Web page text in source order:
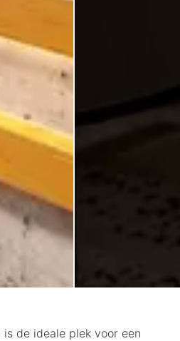
de ideale plek voor een